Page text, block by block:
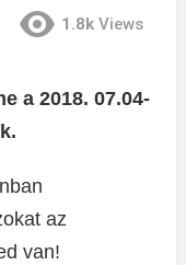
1.8k Views
a 2018. 07.04-
az
van!